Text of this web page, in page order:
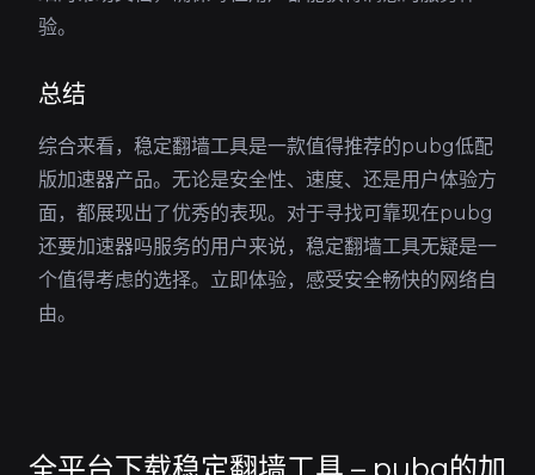
验。
总结
综合来看，稳定翻墙工具是一款值得推荐的pubg低配
版加速器产品。无论是安全性、速度、还是用户体验方
面，都展现出了优秀的表现。对于寻找可靠现在pubg
还要加速器吗服务的用户来说，稳定翻墙工具无疑是一
个值得考虑的选择。立即体验，感受安全畅快的网络自
由。